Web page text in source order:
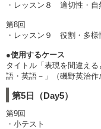
・レッスン８ 適切性・自
第8回
・レッスン９ 役割・多様
●使用するケース
タイトル「表現を間違え
語・英語－」（磯野英治作
第5日（Day5）
第9回
・小テスト